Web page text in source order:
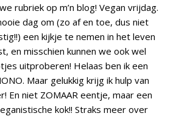
rubriek op m’n blog! Vegan vrijdag.
dag om (zo af en toe, dus niet
een kijkje te nemen in het leven
en misschien kunnen we ook wel
uitproberen! Helaas ben ik een
Maar gelukkig krijg ik hulp van
En niet ZOMAAR eentje, maar een
kok!! Straks meer over